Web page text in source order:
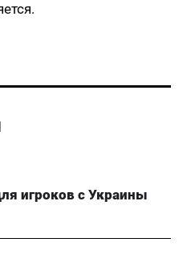
игроков с Украины